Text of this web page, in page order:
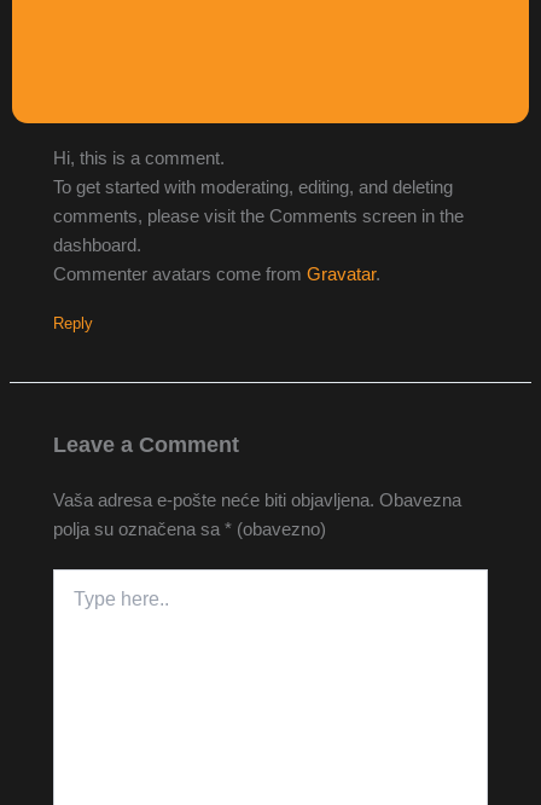
Hi, this is a comment.
To get started with moderating, editing, and deleting
comments, please visit the Comments screen in the
dashboard.
Commenter avatars come fromGravatar.
Reply
Leave a Comment
Vaša adresa e-pošte neće biti objavljena. Obavezna
polja su označena sa* (obavezno)
here..